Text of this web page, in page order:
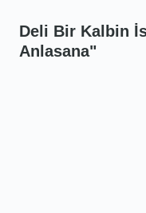
Deli Bir Kalbin
Anlasana"